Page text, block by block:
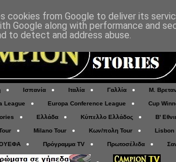
Ισπανία Ιταλία Γαλλία Μ.
League Europa Conference League Cup
Ελλάδα Κύπελλο Ελλάδος Β'
Milano Tour Κων/πολη Tour Lisbon
Πρόγραμμα TV Πρωτοσέλιδα
cookies from Google to deliver its
Google along with performance and
to detect and address abuse.